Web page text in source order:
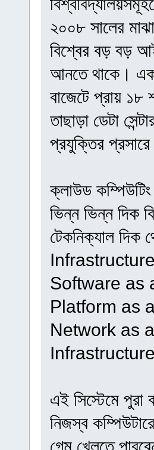
২০০৮ সালের
বিশ্বের বড় বড়
আনতে থাকে। এক
বাজেটে প্রায়
তাছাড়া ডেটা
প্রযুক্তির
ক্লাউড
ভিন্ন ভিন্ন দিক
টেকনিক্যাল দিক
Software as
Platform as
Network as
এই সিস্টেমে পুরা
নিজস্ব
গেম খেলতে